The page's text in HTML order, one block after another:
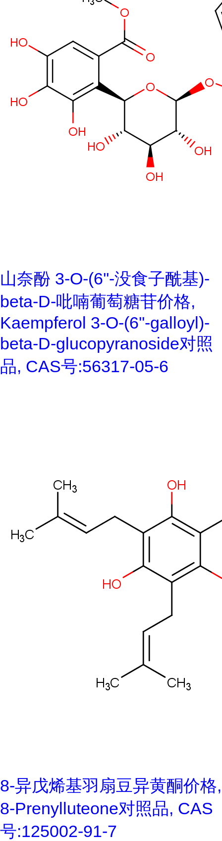
山奈酚 3-O-(6''-没食子酰基)-
beta-D-吡喃葡萄糖苷价格,
Kaempferol 3-O-(6''-galloyl)-
beta-D-glucopyranoside对照
品, CAS号:56317-05-6
8-异戊烯基羽扇豆异黄酮价格,
8-Prenylluteone对照品, CAS
号:125002-91-7